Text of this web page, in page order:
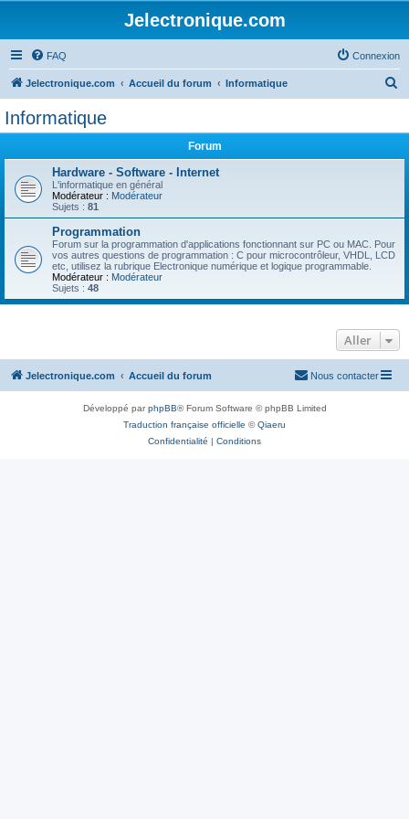
Jelectronique.com
FAQ Connexion
Jelectronique.com Accueil du forum Informatique
Informatique
Forum
Hardware - Software - Internet
L'informatique en général
Modérateur : Modérateur
Sujets : 81
Programmation
Forum sur la programmation d'applications fonctionnant sur PC ou MAC. Pour
vos autres questions de programmation : C pour microcontrôleur, VHDL, LCD
etc, utilisez la rubrique Electronique numérique et logique programmable.
Modérateur : Modérateur
Sujets : 48
Aller
Jelectronique.com Accueil du forum Nous contacter
Développé parphpBB® Forum Software © phpBB Limited
Traduction française officielle ©Qiaeru
Confidentialité | Conditions